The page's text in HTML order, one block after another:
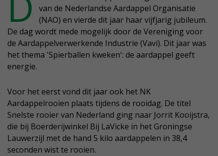
van de Nederlandse Aardappel Organisatie
(NAO) en vierde dit jaar haar vijfjarig jubileum.
De dag wordt mede mogelijk door de Vereniging voor
de Aardappelverwerkende Industrie (Vavi). Dit jaar was
het thema 'Spierballen kweken': de aardappel geeft
energie.
Voor het eerst vond dit jaar ook het NK
Aardappelrooien plaats tijdens de rooidag. De titel
Snelste rooier van Nederland ging naar Jorrit Kooijstra,
die bij Boerderijwinkel Bij LaVicke in het Groningse
Lauwerzijl met de hand 5 kilo aardappelen in 38,4
seconden wist te rooien.